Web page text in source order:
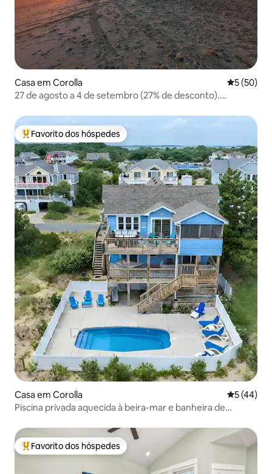
Casa em Corolla
5 (50)
27 de agosto a 4 de setembro (27% de desconto).
Favoritos dos hóspedes mais apreciados
Favorito dos hóspedes
Casa em Corolla
5 (44)
Piscina privada aquecida à beira-mar e banheira de
Favoritos dos hóspedes mais apreciados
Favorito dos hóspedes